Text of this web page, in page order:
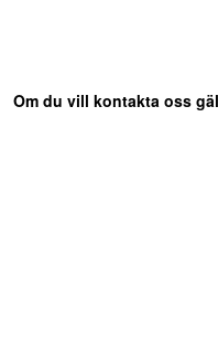
Om du vill kontakta oss